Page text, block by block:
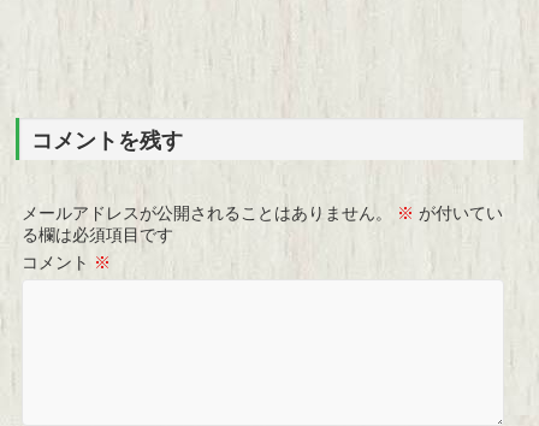
コメントを残す
メールアドレスが公開されることはありません。 ※ が付いてい
る欄は必須項目です
コメント ※